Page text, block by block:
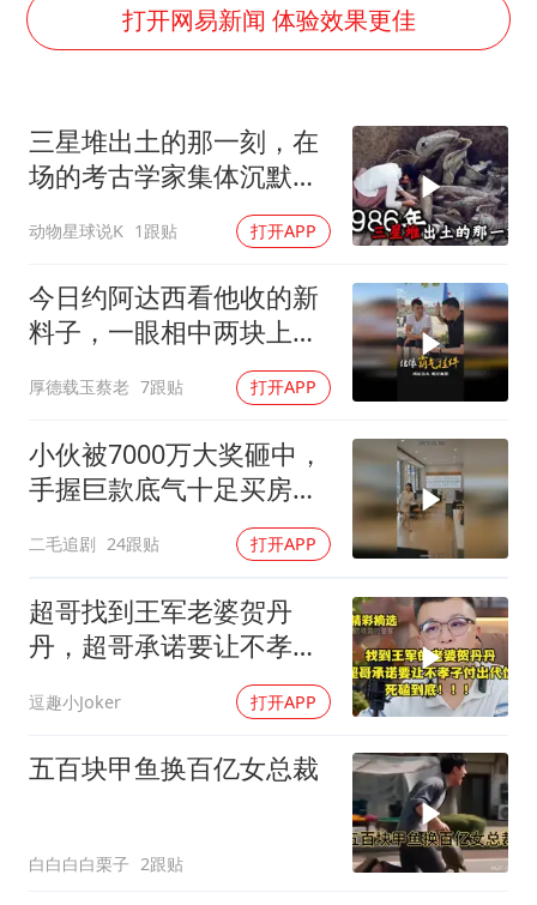
台风白海豚最新路径研判来了
船舶避风项目停工 多地全力防台风
我国编制完成新版全月地质图
“深圳地面沉降致车辆损坏”不实
男子结婚8年发现3个女儿均非亲生
奋进开新局 实干挑大梁
打开网易新闻 体验效果更佳
三星堆出土的那一刻，在
场的考古学家集体沉默
了，颠覆所有人的认知
动物星球说K 1跟贴 打开APP
今日约阿达西看他收的新
料子，一眼相中两块上乘
厚德载玉蔡老 7跟贴 打开APP
小伙被7000万大奖砸中，
手握巨款底气十足买房不
二毛追剧 24跟贴 打开APP
超哥找到王军老婆贺丹
丹，超哥承诺要让不孝子
付出代价，死磕到底
逗趣小Joker 打开APP
五百块甲鱼换百亿女总裁
白白白白栗子 2跟贴